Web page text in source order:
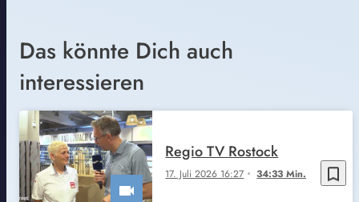
Das könnte Dich auch
interessieren
bookmark_border
17. Juli 2026 16:27 34:33 Min.
Regio TV Rostock